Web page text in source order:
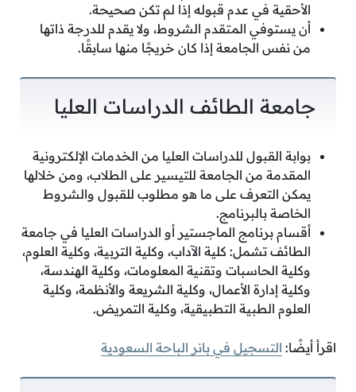
الأحقية في عدم قبوله إذا لم تكن صحيحة.
أن يستوفي المتقدم الشروط، ولا يقدم للدرجة ذاتها
من نفس الجامعة إذا كان خريجًا منها سابقًا.
جامعة الطائف الدراسات العليا
بوابة القبول للدراسات العليا من الخدمات الإلكترونية
المقدمة من الجامعة للتيسير على الطلاب، ومن خلالها
يمكن التعرف على ما هو مطلوب للقبول والشروط
الخاصة بالبرنامج.
أقسام برنامج الماجستير أو الدراسات العليا في جامعة
الطائف تشمل: كلية الآداب، وكلية التربية، وكلية العلوم،
وكلية الحاسبات وتقنية المعلومات، وكلية الهندسة،
وكلية إدارة الأعمال، وكلية الشريعة والأنظمة، وكلية
العلوم الطبية التطبيقية، وكلية التمريض.
اقرأ أيضًا: التسجيل في بانر الباحة السعودية